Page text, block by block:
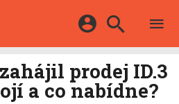
Google
prodej ID.3
a co nabídne?